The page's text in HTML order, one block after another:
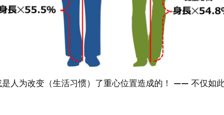
人为改变（生活习惯）了重心位置造成的！ —— 不仅如